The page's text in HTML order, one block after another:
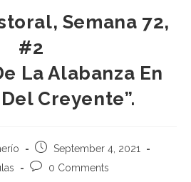
Semana 72,
#2
La Alabanza En
Creyente”.
September 4, 2021
0 Comments